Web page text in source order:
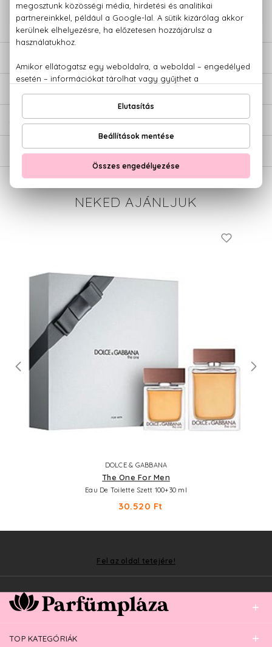
779 1926
SZÁLLÍTÁS
NEKED AJÁNLJUK
DOLCE & GABBANA
The One For Men
Eau De Toilette Szett 100+30 ml
30.520 Ft
Fel az oldal tetejére!
TOP KATEGÓRIÁK